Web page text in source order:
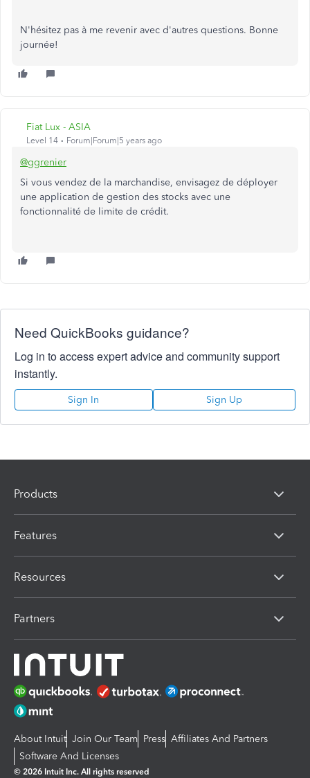
N'hésitez pas à me revenir avec d'autres questions. Bonne
journée!
Fiat Lux - ASIA
Level 14 Forum|Forum|5 years ago
@ggrenier
Si vous vendez de la marchandise, envisagez de déployer
une application de gestion des stocks avec une
fonctionnalité de limite de crédit.
Need QuickBooks guidance?
Log in to access expert advice and community support
instantly.
Sign In Sign Up
Products
Features
Resources
Partners
About Intuit Join Our Team Press Affiliates And Partners
Software And Licenses
© 2026 Intuit Inc. All rights reserved